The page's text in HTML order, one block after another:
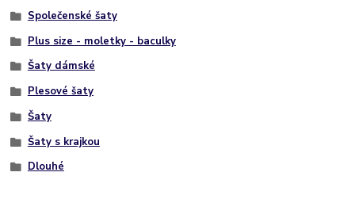
Společenské šaty
Plus size - moletky - baculky
Šaty dámské
Plesové šaty
Šaty
Šaty s krajkou
Dlouhé